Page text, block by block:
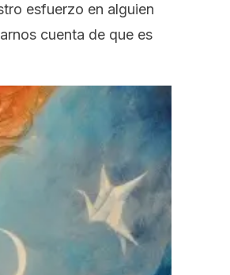
esfuerzo en alguien
cuenta de que es